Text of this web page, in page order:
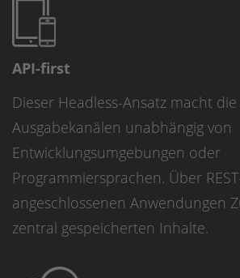
API-first
Dieser Headless-Ansatz macht die
Ausgabekanälen unabhängig von
Entwicklungsumgebungen oder
Programmiersprachen. Über
angeschlossenen Anwendungen
zentral gespeicherten Inhalte.